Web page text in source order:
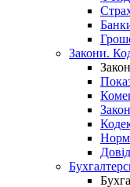
Закони.